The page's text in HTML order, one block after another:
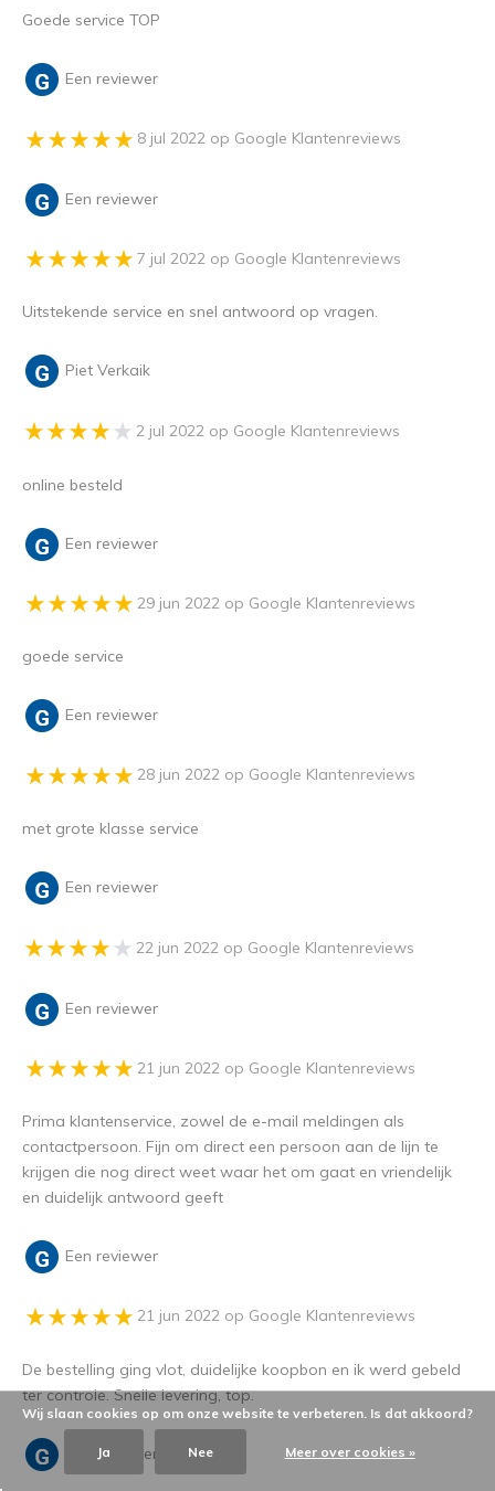
Goede service TOP
Een reviewer
8 jul 2022 op Google Klantenreviews
Een reviewer
7 jul 2022 op Google Klantenreviews
Uitstekende service en snel antwoord op vragen.
Piet Verkaik
2 jul 2022 op Google Klantenreviews
online besteld
Een reviewer
29 jun 2022 op Google Klantenreviews
goede service
Een reviewer
28 jun 2022 op Google Klantenreviews
met grote klasse service
Een reviewer
22 jun 2022 op Google Klantenreviews
Een reviewer
21 jun 2022 op Google Klantenreviews
Prima klantenservice, zowel de e-mail meldingen als
contactpersoon. Fijn om direct een persoon aan de lijn te
krijgen die nog direct weet waar het om gaat en vriendelijk
en duidelijk antwoord geeft
Een reviewer
21 jun 2022 op Google Klantenreviews
De bestelling ging vlot, duidelijke koopbon en ik werd gebeld
ter controle. Snelle levering, top.
Een reviewer
Wij slaan cookies op om onze website te verbeteren. Is dat akkoord?
Ja Nee Meer over cookies »